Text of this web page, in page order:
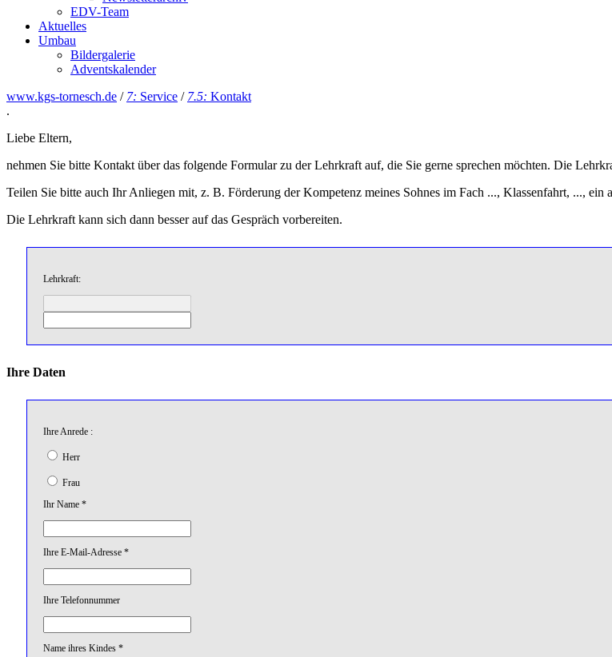
EDV-Team
Aktuelles
Umbau
Bildergalerie
Adventskalender
www.kgs-tornesch.de / 7: Service / 7.5: Kontakt
.
Liebe Eltern,
nehmen Sie bitte Kontakt über das folgende Formular zu der Lehrkraft auf, die Sie gerne sprechen möchten. Die
Teilen Sie bitte auch Ihr Anliegen mit, z. B. Förderung der Kompetenz meines Sohnes im Fach ..., Klassenfahrt, ...,
Die Lehrkraft kann sich dann besser auf das Gespräch vorbereiten.
Lehrkraft:
Ihre Daten
Ihre Anrede :
Herr
Frau
Ihr Name *
Ihre E-Mail-Adresse *
Ihre Telefonnummer
Name ihres Kindes *